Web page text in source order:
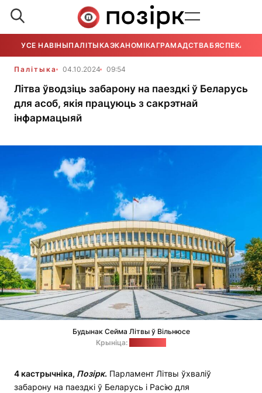
УСЕ НАВІНЫПАЛІТЫКАЭКАНОМІКАГРАМАДСТВАБЯСПЕКА
Палітыка 04.10.2024 09:54
Літва ўводзіць забарону на паездкі ў Беларусь
для асоб, якія працуюць з сакрэтнай
інфармацыяй
Будынак Сейма Літвы ў Вільнюсе
Крыніца:
4 кастрычніка, Позірк. Парламент Літвы ўхваліў
забарону на паездкі ў Беларусь і Расію для